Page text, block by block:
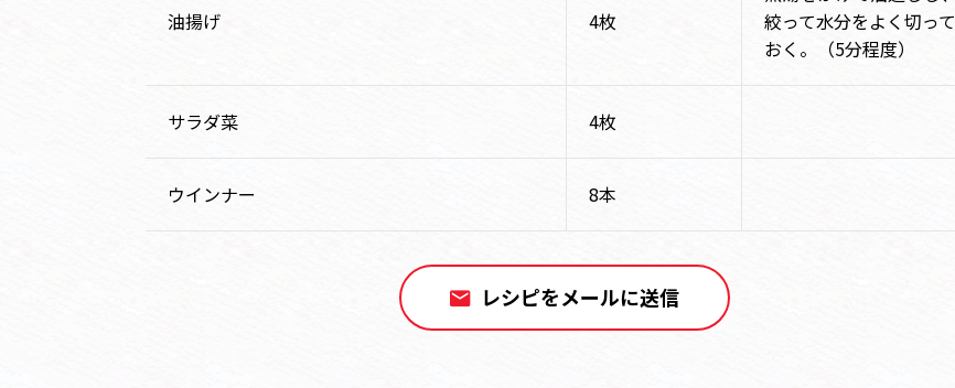
油揚げ 4枚
絞って水分をよく切って
おく。（5分程度）
サラダ菜 4枚
ウインナー 8本
レシピをメールに送信